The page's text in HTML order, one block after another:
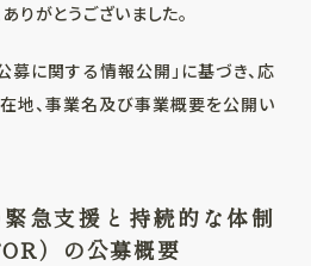
りがとうございました。
募に関する情報公開」に基づき、応
地、事業名及び事業概要を公開い
急支援と持続的な体制
）の公募概要